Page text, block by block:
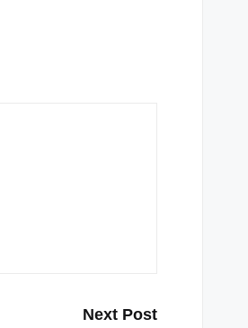
Next Post